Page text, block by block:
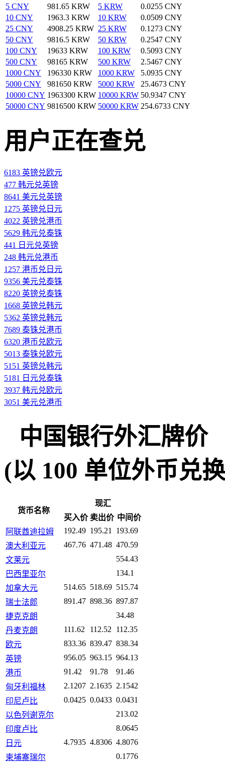
5 CNY
981.65 KRW 5 KRW
0.0255 CNY
10 CNY
1963.3 KRW 10 KRW
0.0509 CNY
25 CNY
4908.25 KRW 25 KRW
0.1273 CNY
50 CNY
9816.5 KRW 50 KRW
0.2547 CNY
100 CNY
19633 KRW 100 KRW
0.5093 CNY
500 CNY
98165 KRW 500 KRW
2.5467 CNY
1000 CNY
196330 KRW 1000 KRW
5.0935 CNY
5000 CNY
981650 KRW 5000 KRW
25.4673 CNY
10000 CNY 1963300 KRW 10000 KRW 50.9347 CNY
50000 CNY 9816500 KRW 50000 KRW 254.6733 CNY
用户正在查兑
6183 英镑兑欧元
477 韩元兑英镑
8641 美元兑英镑
1275 英镑兑日元
4022 英镑兑港币
5629 韩元兑泰铢
441 日元兑英镑
248 韩元兑港币
1257 港币兑日元
9356 美元兑泰铢
8220 英镑兑泰铢
1668 英镑兑韩元
5362 英镑兑韩元
7689 泰铢兑港币
6320 港币兑欧元
5013 泰铢兑欧元
5151 英镑兑韩元
5181 日元兑泰铢
3937 韩元兑欧元
3051 美元兑港币
中国银行外汇牌价
(以 100 单位外币兑
货币名称
现汇
买入价 卖出价 中间价
阿联酋迪拉姆
192.49 195.21
193.69
澳大利亚元
467.76 471.48 470.59
文莱元
554.43
巴西里亚尔
134.1
加拿大元
514.65 518.69 515.74
瑞士法郎
891.47 898.36 897.87
捷克克朗
34.48
丹麦克朗
111.62 112.52
112.35
欧元
833.36 839.47 838.34
英镑
956.05 963.15 964.13
港币
91.42 91.78
91.46
匈牙利福林
2.1207 2.1635 2.1542
印尼卢比
0.0425 0.0433 0.0431
以色列谢克尔
213.02
印度卢比
8.0645
日元
4.7935 4.8306 4.8076
柬埔寨瑞尔
0.1776